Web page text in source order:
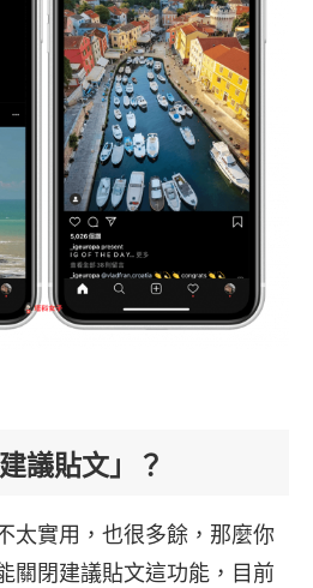
議貼文」？
太實用，也很多餘，那麼你
關閉建議貼文這功能，目前